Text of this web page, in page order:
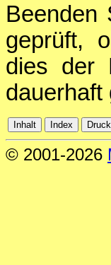
geprüft,
dies der
dauerhaft
© 2001-2026